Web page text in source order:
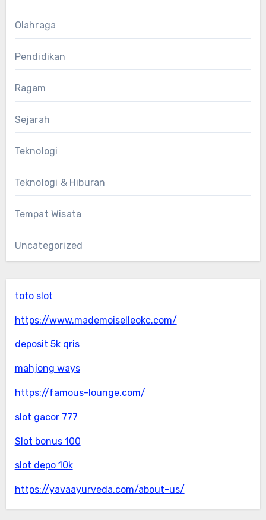
Olahraga
Pendidikan
Ragam
Sejarah
Teknologi
Teknologi & Hiburan
Tempat Wisata
Uncategorized
toto slot
https://www.mademoiselleokc.com/
deposit 5k qris
mahjong ways
https://famous-lounge.com/
slot gacor 777
Slot bonus 100
slot depo 10k
https://yavaayurveda.com/about-us/